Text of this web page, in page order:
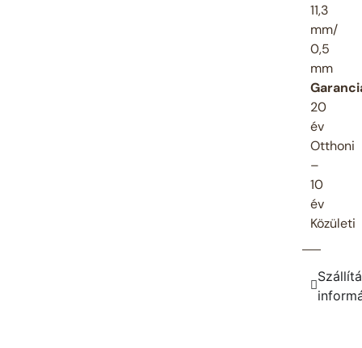
11,3
mm/
0,5
mm
20
év
Otthoni
–
10
év
Közületi